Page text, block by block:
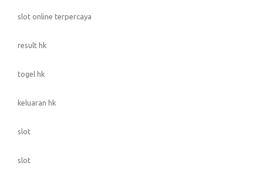
slot online terpercaya
result hk
togel hk
keluaran hk
slot
slot